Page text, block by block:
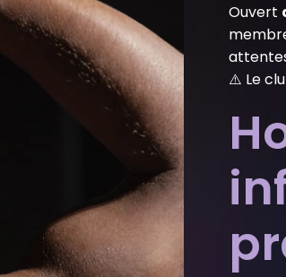
Ouvert
⚠️ Le